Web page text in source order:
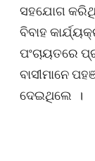
ସହଯୋଗ
ବିବାହ
ପଂଚାୟତରେ
ବାସୀମାନେ
ଦେଇଥିଲେ ।